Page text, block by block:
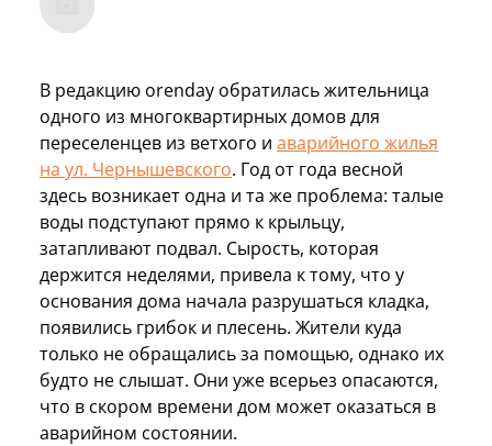
В редакцию orenday обратилась жительница
одного из многоквартирных домов для
переселенцев из ветхого и аварийного жилья
на ул. Чернышевского. Год от года весной
здесь возникает одна и та же проблема: талые
воды подступают прямо к крыльцу,
затапливают подвал. Сырость, которая
держится неделями, привела к тому, что у
основания дома начала разрушаться кладка,
появились грибок и плесень. Жители куда
только не обращались за помощью, однако их
будто не слышат. Они уже всерьез опасаются,
что в скором времени дом может оказаться в
аварийном состоянии.